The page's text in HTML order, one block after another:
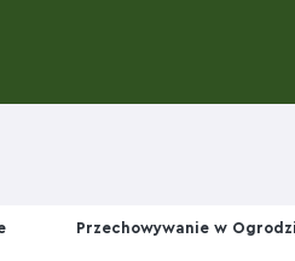
Przechowywanie w